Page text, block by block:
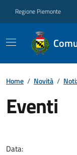
Regione Piemonte
Home / Novità /
Eventi
Data: